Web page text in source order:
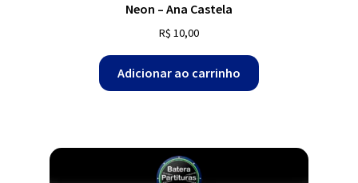
Neon – Ana Castela
R$ 10,00
Adicionar ao carrinho